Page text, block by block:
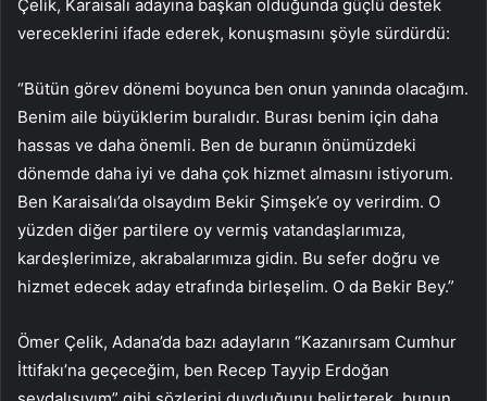
Çelik, Karaisalı adayına başkan olduğunda güçlü destek
vereceklerini ifade ederek, konuşmasını şöyle sürdürdü:
“Bütün görev dönemi boyunca ben onun yanında olacağım.
Benim aile büyüklerim buralıdır. Burası benim için daha
hassas ve daha önemli. Ben de buranın önümüzdeki
dönemde daha iyi ve daha çok hizmet almasını istiyorum.
Ben Karaisalı’da olsaydım Bekir Şimşek’e oy verirdim. O
yüzden diğer partilere oy vermiş vatandaşlarımıza,
kardeşlerimize, akrabalarımıza gidin. Bu sefer doğru ve
hizmet edecek aday etrafında birleşelim. O da Bekir Bey.”
Ömer Çelik, Adana’da bazı adayların “Kazanırsam Cumhur
İttifakı’na geçeceğim, ben Recep Tayyip Erdoğan